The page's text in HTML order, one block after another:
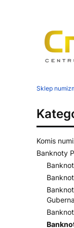
Sklep
Komis
Banknoty